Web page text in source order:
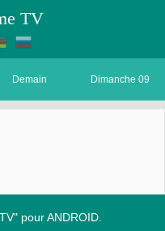
TV
Demain Dimanche 09
pour ANDROID.